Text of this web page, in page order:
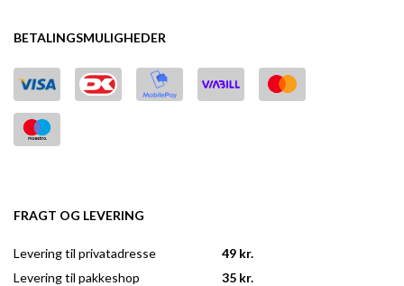
BETALINGSMULIGHEDER
FRAGT OG LEVERING
Levering til privatadresse
Levering til pakkeshop
49 kr.
35 kr.